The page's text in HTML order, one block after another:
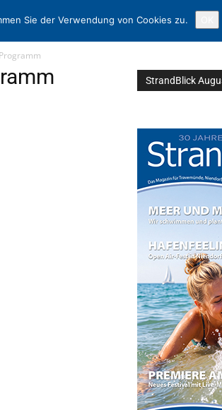
StrandBlick
Sie der Verwendung von Cookies zu.